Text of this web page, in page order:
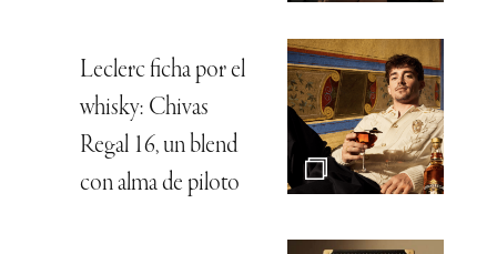
Leclerc ficha por el
whisky: Chivas
Regal 16, un blend
con alma de piloto